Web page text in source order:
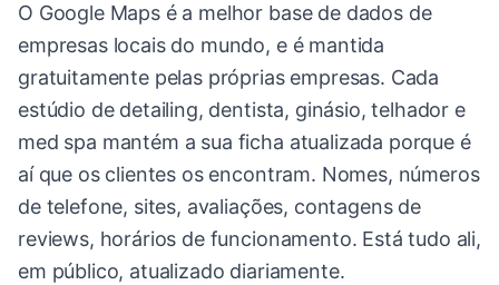
O Google Maps é a melhor base de dados de
empresas locais do mundo, e é mantida
gratuitamente pelas próprias empresas. Cada
estúdio de detailing, dentista, ginásio, telhador e
med spa mantém a sua ficha atualizada porque é
aí que os clientes os encontram. Nomes, números
de telefone, sites, avaliações, contagens de
reviews, horários de funcionamento. Está tudo ali,
em público, atualizado diariamente.